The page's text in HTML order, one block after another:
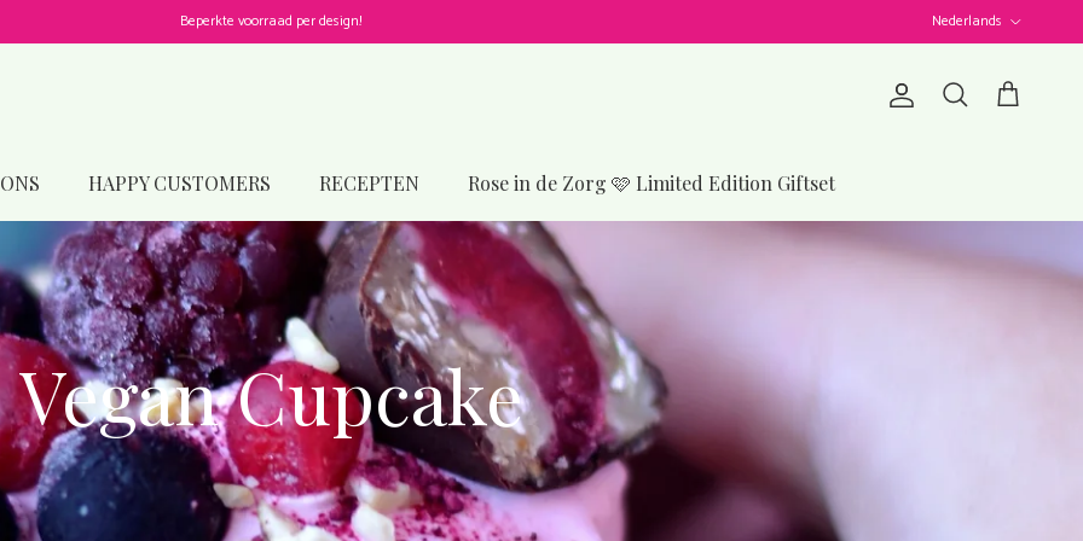
Beperkte voorraad per design! Nederlands
Account
Zoeken Winkelwagen
HAPPY CUSTOMERS RECEPTEN Rose in de Zorg 🩷 Limited Edition Giftset
Vegan Cupcake